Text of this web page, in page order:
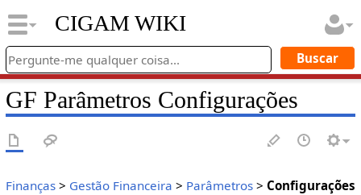
CIGAM WIKI
GF Parâmetros Configurações
Finanças> Gestão Financeira > Parâmetros> Configurações